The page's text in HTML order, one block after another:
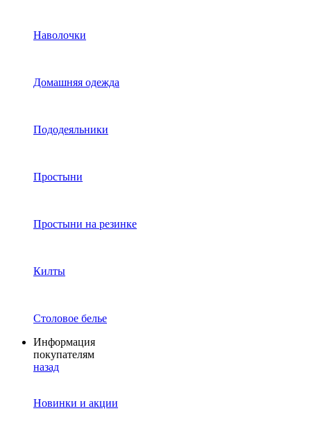
Наволочки
Домашняя одежда
Пододеяльники
Простыни
Простыни на резинке
Килты
Столовое белье
Информация
покупателям
назад
Новинки и акции